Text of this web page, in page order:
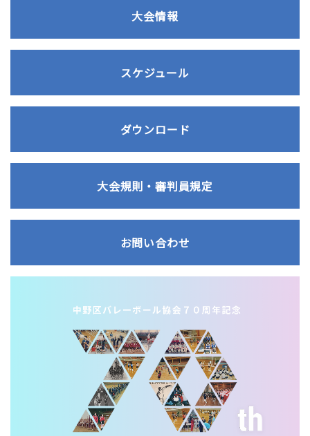
大会情報
スケジュール
ダウンロード
大会規則・審判員規定
お問い合わせ